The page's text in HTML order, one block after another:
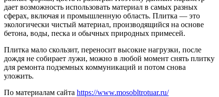
дает возможность использовать материал в самых разных
сферах, включая и промышленную область. Плитка — это
экологически чистый материал, производящийся на основе
бетона, воды, песка и обычных природных примесей.
Плитка мало скользит, переносит высокие нагрузки, после
дождя не собирает лужи, можно в любой момент снять плитку
для ремонта подземных коммуникаций и потом снова
уложить.
По материалам сайта https://www.mosobltrotuar.ru/